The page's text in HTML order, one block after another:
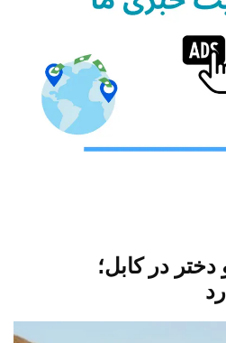
در کابل؛